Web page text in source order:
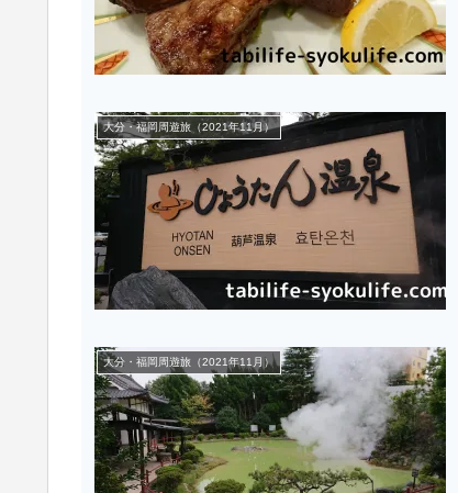
大分・福岡周遊旅（2021年11月）
大分・福岡周遊旅（2021年11月）